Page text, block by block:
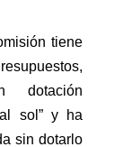
tiene
dotación
sol” y ha
sin dotarlo